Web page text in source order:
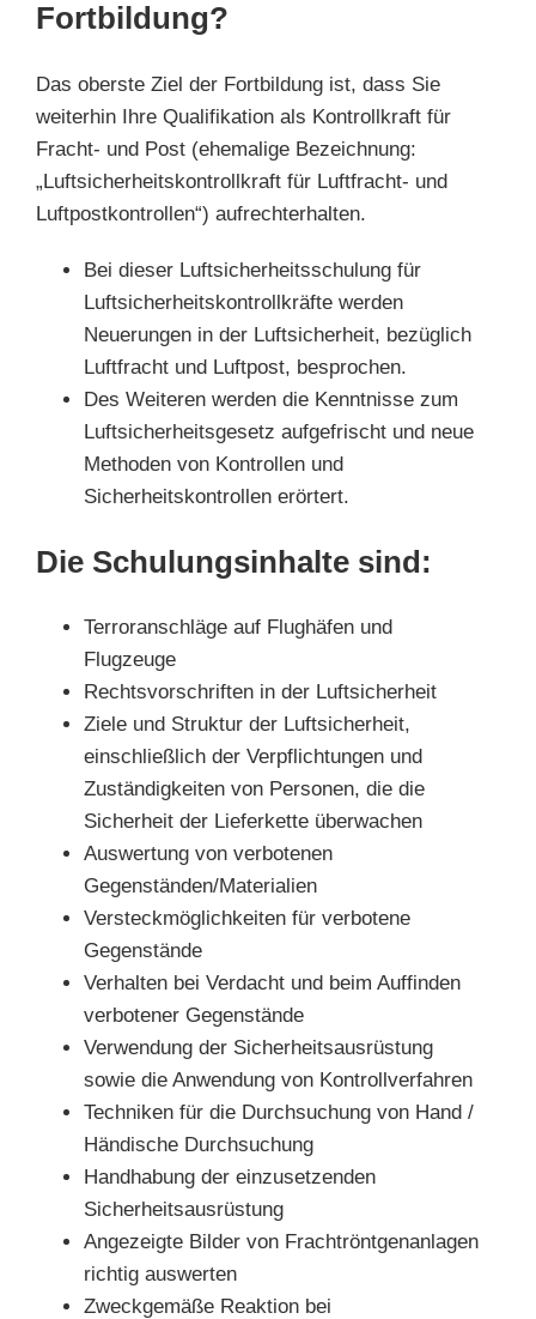
Fortbildung?
Das oberste Ziel der Fortbildung ist, dass Sie
weiterhin Ihre Qualifikation als Kontrollkraft für
Fracht- und Post (ehemalige Bezeichnung:
„Luftsicherheitskontrollkraft für Luftfracht- und
Luftpostkontrollen“) aufrechterhalten.
Bei dieser Luftsicherheitsschulung für
Luftsicherheitskontrollkräfte werden
Neuerungen in der Luftsicherheit, bezüglich
Luftfracht und Luftpost, besprochen.
Des Weiteren werden die Kenntnisse zum
Luftsicherheitsgesetz aufgefrischt und neue
Methoden von Kontrollen und
Sicherheitskontrollen erörtert.
Die Schulungsinhalte sind:
Terroranschläge auf Flughäfen und
Flugzeuge
Rechtsvorschriften in der Luftsicherheit
Ziele und Struktur der Luftsicherheit,
einschließlich der Verpflichtungen und
Zuständigkeiten von Personen, die die
Sicherheit der Lieferkette überwachen
Auswertung von verbotenen
Gegenständen/Materialien
Versteckmöglichkeiten für verbotene
Gegenstände
Verhalten bei Verdacht und beim Auffinden
verbotener Gegenstände
Verwendung der Sicherheitsausrüstung
sowie die Anwendung von Kontrollverfahren
Techniken für die Durchsuchung von Hand /
Händische Durchsuchung
Handhabung der einzusetzenden
Sicherheitsausrüstung
Angezeigte Bilder von Frachtröntgenanlagen
richtig auswerten
Zweckgemäße Reaktion bei